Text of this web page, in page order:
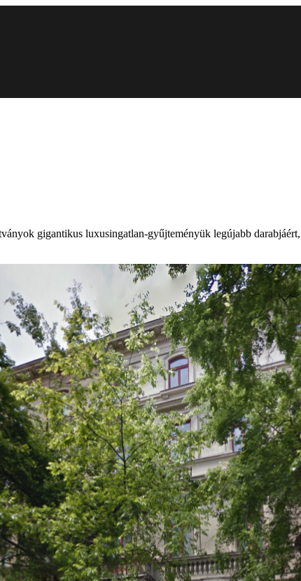
gigantikus luxusingatlan-gyűjteményük legújabb